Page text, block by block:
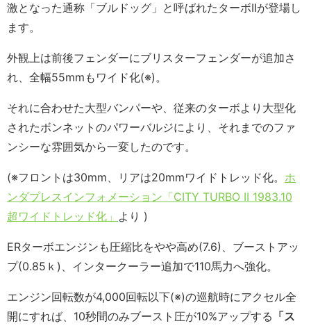
激となった通称「ブルドッグ」と呼ばれたターボIIが登場し
ます。
外観上は前後フェンダーにブリスターフェンダーが追加さ
れ、全幅55mmもワイド化(※)。
それに合わせた大型バンパーや、従来のターボより大型化
されたボンネットのパワーバルジにより、それまでのファ
ンシーな雰囲気から一変したのです。
(※フロントは30mm、リアは20mmワイドトレッド化。 ホ
ンダプレスインフォメーション「CITY TURBO II 1983.10
超ワイドトレッド化」 より )
ERターボエンジンも圧縮比をやや高め(7.6)、ブーストアッ
プ(0.85ｋ)、インタークーラー追加で110馬力へ強化。
エンジン回転数が4,000回転以下(※)の巡航時にアクセル全
開にすれば、10秒間のみブースト圧が10%アップする 「ス